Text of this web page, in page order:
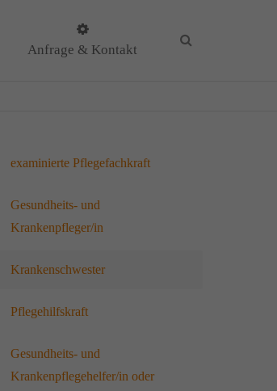
Anfrage & Kontakt
examinierte Pflegefachkraft
Gesundheits- und
Krankenpfleger/in
Krankenschwester
Pflegehilfskraft
Gesundheits- und
Krankenpflegehelfer/in oder